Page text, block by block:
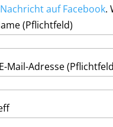
Nachricht auf Facebook.
(Pflichtfeld)
Mail-Adresse